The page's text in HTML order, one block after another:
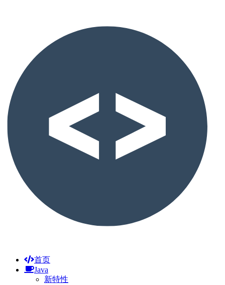
首页
Java
新特性